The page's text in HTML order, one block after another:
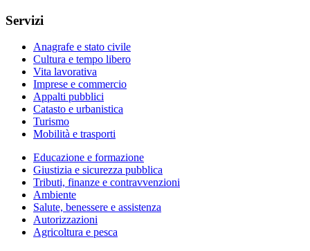
Servizi
Anagrafe e stato civile
Cultura e tempo libero
Vita lavorativa
Imprese e commercio
Appalti pubblici
Catasto e urbanistica
Turismo
Mobilità e trasporti
Educazione e formazione
Giustizia e sicurezza pubblica
Tributi, finanze e contravvenzioni
Ambiente
Salute, benessere e assistenza
Autorizzazioni
Agricoltura e pesca